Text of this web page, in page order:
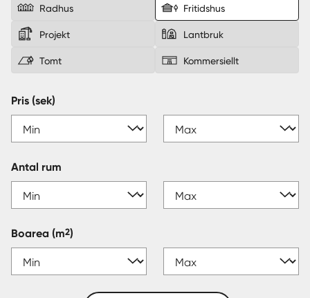
Radhus Fritidshus
Projekt Lantbruk
Tomt Kommersiellt
Pris (sek)
Antal rum
Boarea (m2)